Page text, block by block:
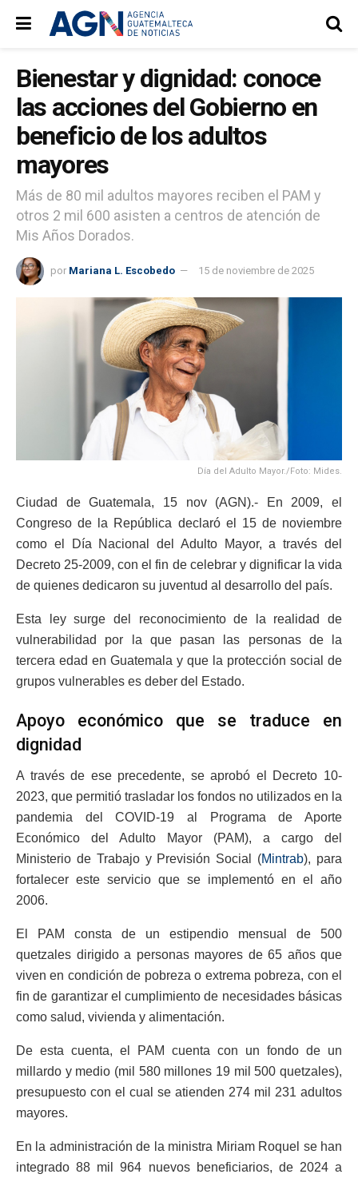
Bienestar y dignidad: conoce
las acciones del Gobierno en
beneficio de los adultos
mayores
Más de 80 mil adultos mayores reciben el PAM y
otros 2 mil 600 asisten a centros de atención de
Mis Años Dorados.
por Mariana L. Escobedo 15 de noviembre de 2025
Día del Adulto Mayor./Foto: Mides.
Ciudad de Guatemala, 15 nov (AGN).- En 2009, el
Congreso de la República declaró el 15 de noviembre
como el Día Nacional del Adulto Mayor, a través del
Decreto 25-2009, con el fin de celebrar y dignificar la vida
de quienes dedicaron su juventud al desarrollo del país.
Esta ley surge del reconocimiento de la realidad de
vulnerabilidad por la que pasan las personas de la
tercera edad en Guatemala y que la protección social de
grupos vulnerables es deber del Estado.
Apoyo económico que se traduce en
dignidad
A través de ese precedente, se aprobó el Decreto 10-
2023, que permitió trasladar los fondos no utilizados en la
pandemia del COVID-19 al Programa de Aporte
Económico del Adulto Mayor (PAM), a cargo del
Ministerio de Trabajo y Previsión Social (Mintrab), para
fortalecer este servicio que se implementó en el año
2006.
El PAM consta de un estipendio mensual de 500
quetzales dirigido a personas mayores de 65 años que
viven en condición de pobreza o extrema pobreza, con el
fin de garantizar el cumplimiento de necesidades básicas
como salud, vivienda y alimentación.
De esta cuenta, el PAM cuenta con un fondo de un
millardo y medio (mil 580 millones 19 mil 500 quetzales),
presupuesto con el cual se atienden 274 mil 231 adultos
mayores.
En la administración de la ministra Miriam Roquel se han
integrado 88 mil 964 nuevos beneficiarios, de 2024 a